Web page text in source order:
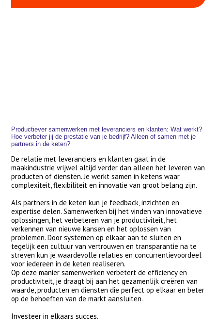
Productiever samenwerken met leveranciers en klanten: Wat werkt?
Hoe verbeter jij de prestatie van je bedrijf? Alleen of samen met je
partners in de keten?
De relatie met leveranciers en klanten gaat in de
maakindustrie vrijwel altijd verder dan alleen het leveren van
producten of diensten. Je werkt samen in ketens waar
complexiteit, flexibiliteit en innovatie van groot belang zijn.
Als partners in de keten kun je feedback, inzichten en
expertise delen. Samenwerken bij het vinden van innovatieve
oplossingen, het verbeteren van je productiviteit, het
verkennen van nieuwe kansen en het oplossen van
problemen. Door systemen op elkaar aan te sluiten en
tegelijk een cultuur van vertrouwen en transparantie na te
streven kun je waardevolle relaties en concurrentievoordeel
voor iedereen in de keten realiseren.
Op deze manier samenwerken verbetert de efficiency en
productiviteit, je draagt bij aan het gezamenlijk creëren van
waarde, producten en diensten die perfect op elkaar en beter
op de behoeften van de markt aansluiten.
Investeer in elkaars succes.